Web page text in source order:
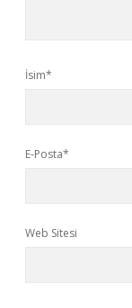
İsim*
E-Posta*
Web Sitesi